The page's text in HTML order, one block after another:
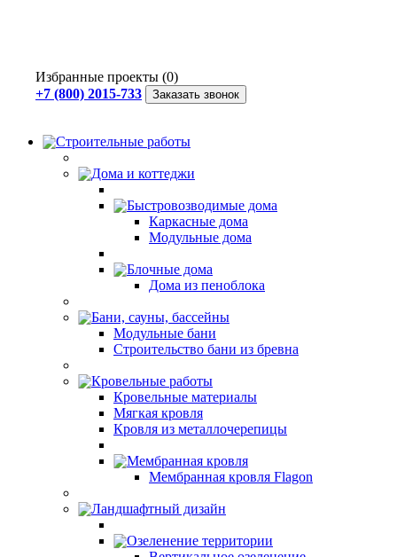
Избранные проекты (0)
+7 (800) 2015-733
Заказать звонок
Строительные работы
Дома и коттеджи
Быстровозводимые дома
Каркасные дома
Модульные дома
Блочные дома
Дома из пеноблока
Бани, сауны, бассейны
Модульные бани
Строительство бани из бревна
Кровельные работы
Кровельные материалы
Мягкая кровля
Кровля из металлочерепицы
Мембранная кровля
Мембранная кровля Flagon
Ландшафтный дизайн
Озеленение территории